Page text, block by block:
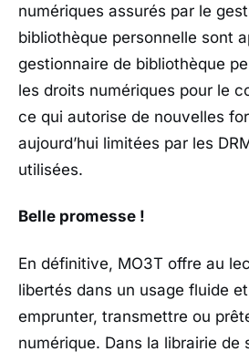
numériques assurés par le
bibliothèque personnelle sont
gestionnaire de bibliothèque
les droits numériques pour le
ce qui autorise de nouvelles
aujourd’hui limitées par les
utilisées.
Belle promesse !
En définitive, MO3T offre au
libertés dans un usage fluide
emprunter, transmettre ou
numérique. Dans la librairie de